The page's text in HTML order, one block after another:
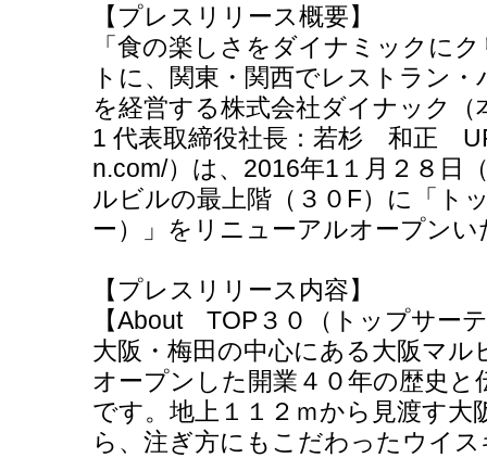
【プレスリリース概要】
「食の楽しさをダイナミックに
トに、関東・関西でレストラン
を経営する株式会社ダイナック（
1 代表取締役社長：若杉 和正
n.com/）は、2016年1１月２８日
ルビルの最上階（３０F）に「ト
ー）」をリニューアルオープン
【プレスリリース内容】
【About TOP３０（トップサー
大阪・梅田の中心にある大阪マ
オープンした開業４０年の歴史
です。地上１１２ｍから見渡す大
ら、注ぎ方にもこだわったウイ